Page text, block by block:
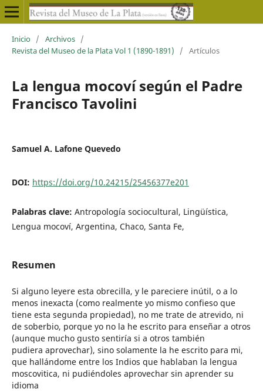
Inicio / Archivos /
Revista del Museo de la Plata Vol 1 (1890-1891)
/ Artículos
La lengua mocoví según el Padre
Francisco Tavolini
Samuel A. Lafone Quevedo
DOI: https://doi.org/10.24215/25456377e201
Palabras clave: Antropología sociocultural, Lingüística,
Lengua mocoví, Argentina, Chaco, Santa Fe,
Resumen
Si alguno leyere esta obrecilla, y le pareciere inútil, o a lo
menos inexacta (como realmente yo mismo confieso que
tiene esta segunda propiedad), no me trate de atrevido, ni
de soberbio, porque yo no la he escrito para enseñar a otros
(aunque mucho gusto sentiría si a otros también
pudiera aprovechar), sino solamente la he escrito para mi,
que hallándome entre los Indios que hablaban la lengua
moscovitica, ni pudiéndoles aprovechar sin aprender su
idioma